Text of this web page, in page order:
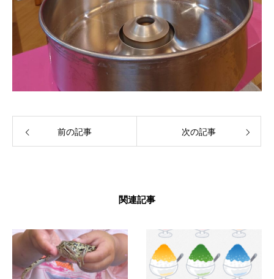
前の記事 次の記事
関連記事